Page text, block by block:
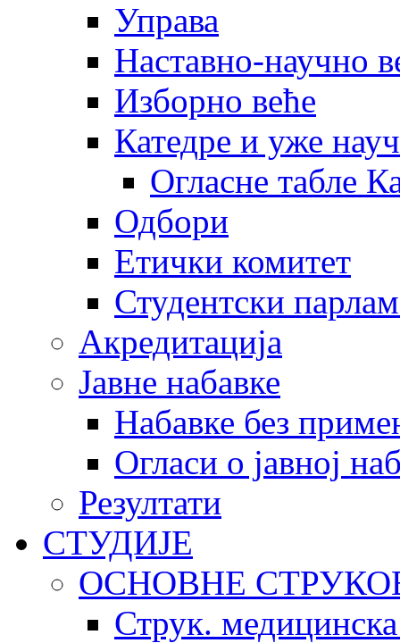
Управа
Наставно-научно
Изборно веће
Катедре и уже
Огласне табле
Одбори
Етички комитет
Студентски
Акредитација
Јавне набавке
Набавке без
Огласи о јавној
Резултати
СТУДИЈЕ
ОСНОВНЕ
Струк. медицинска